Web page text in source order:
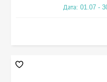
Дата: 01.07 -